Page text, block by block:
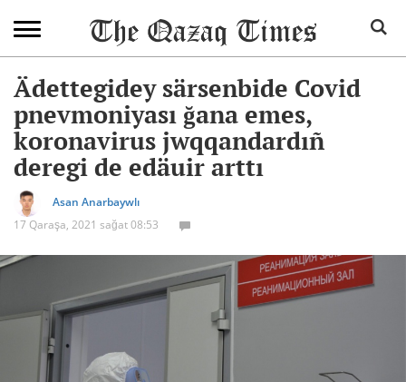
Ädettegidey särsenbide Covid
pnevmoniyası ğana emes,
koronavirus jwqqandardıñ
deregi de edäuir arttı
Asan Anarbaywlı
17 Qaraşa, 2021 sağat 08:53